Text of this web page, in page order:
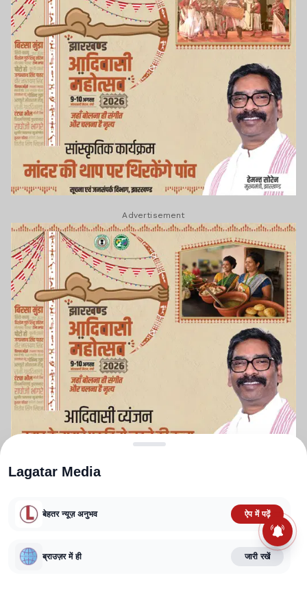
Advertisement
TERMS AND CONDITIONS
CORRECTIONS POLICY
FACT CHECKING POLICY
Lagatar Media
बेहतर न्यूज़ अनुभव ऐप में पढ़ें
ब्राउज़र में ही जारी रखें